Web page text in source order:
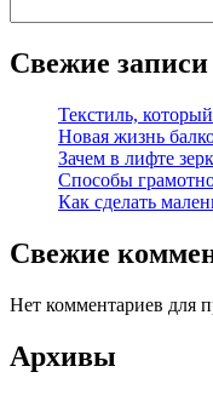
Свежие записи
Текстиль,
Новая жизнь
Зачем в лифте
Способы
Как сделать
Свежие
Нет комментариев для
Архивы